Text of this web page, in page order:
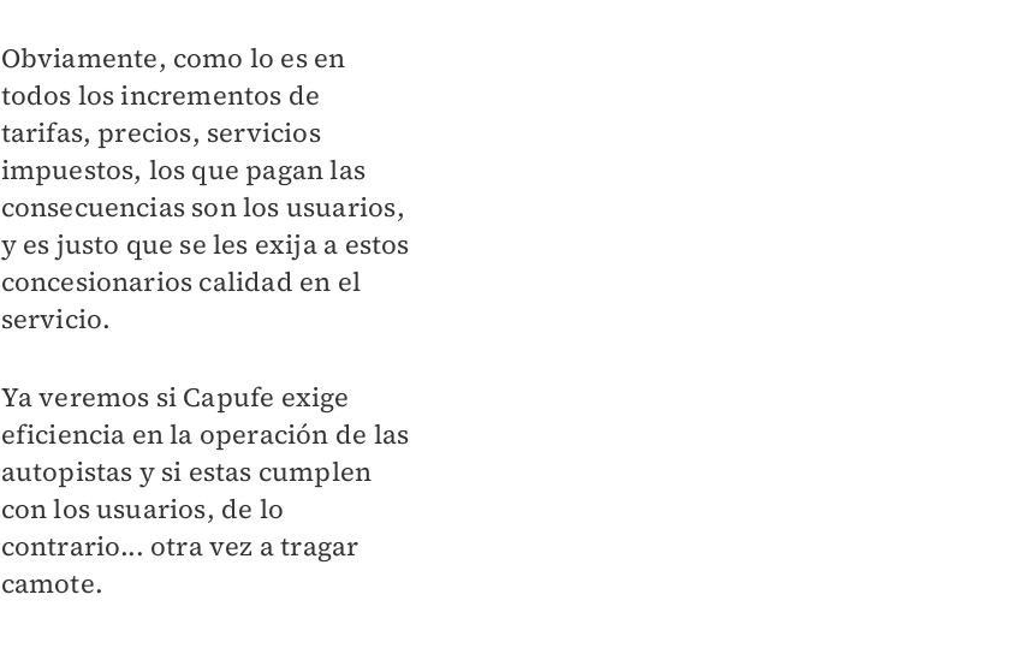
Obviamente, como lo es en
todos los incrementos de
tarifas, precios, servicios
impuestos, los que pagan las
consecuencias son los usuarios,
y es justo que se les exija a estos
concesionarios calidad en el
servicio.
Ya veremos si Capufe exige
eficiencia en la operación de las
autopistas y si estas cumplen
con los usuarios, de lo
contrario... otra vez a tragar
camote.